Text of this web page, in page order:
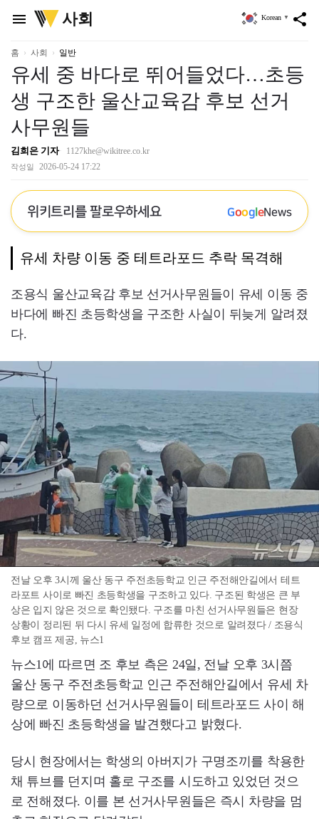
menu
위
키
리
사회 share
Korean ▼
홈 사회 일반
유세 중 바다로 뛰어들었다…초등
생 구조한 울산교육감 후보 선거
사무원들
김희은 기자 1127khe@wikitree.co.kr
작성일 2026-05-24 17:22
위키트리를 팔로우하세요 GoogleNews
유세 차량 이동 중 테트라포드 추락 목격해
조용식 울산교육감 후보 선거사무원들이 유세 이동 중
바다에 빠진 초등학생을 구조한 사실이 뒤늦게 알려졌
다.
전날 오후 3시께 울산 동구 주전초등학교 인근 주전해안길에서 테트
라포트 사이로 빠진 초등학생을 구조하고 있다. 구조된 학생은 큰 부
상은 입지 않은 것으로 확인됐다. 구조를 마친 선거사무원들은 현장
상황이 정리된 뒤 다시 유세 일정에 합류한 것으로 알려졌다 / 조용식
후보 캠프 제공, 뉴스1
뉴스1에 따르면 조 후보 측은 24일, 전날 오후 3시쯤
울산 동구 주전초등학교 인근 주전해안길에서 유세 차
량으로 이동하던 선거사무원들이 테트라포드 사이 해
상에 빠진 초등학생을 발견했다고 밝혔다.
당시 현장에서는 학생의 아버지가 구명조끼를 착용한
채 튜브를 던지며 홀로 구조를 시도하고 있었던 것으
로 전해졌다. 이를 본 선거사무원들은 즉시 차량을 멈